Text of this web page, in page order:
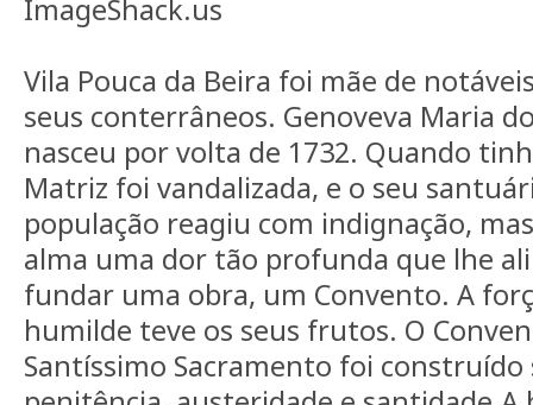
Vila Pouca da Beira foi mãe de
seus conterrâneos. Genoveva Maria
nasceu por volta de 1732. Quando
Matriz foi vandalizada, e o seu
população reagiu com indignação,
alma uma dor tão profunda que lhe
fundar uma obra, um Convento. A
humilde teve os seus frutos. O
Santíssimo Sacramento foi construído